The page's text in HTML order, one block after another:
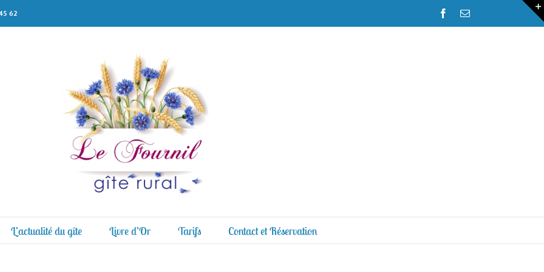
62 Facebook
Email
L’actualité du gîte Livre d’Or Tarifs Contact et Réservation